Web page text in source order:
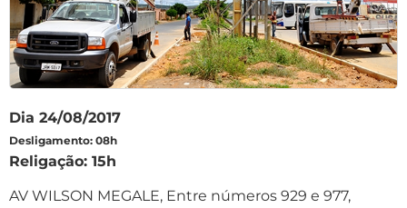
Dia 24/08/2017
Desligamento: 08h
Religação: 15h
AV WILSON MEGALE, Entre números 929 e 977,